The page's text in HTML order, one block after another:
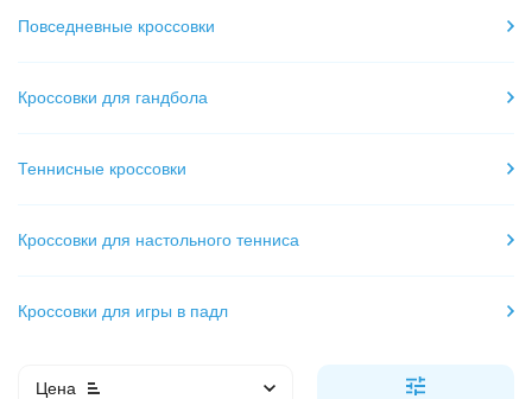
Повседневные кроссовки
Кроссовки для гандбола
Теннисные кроссовки
Кроссовки для настольного тенниса
Кроссовки для игры в падл
Цена